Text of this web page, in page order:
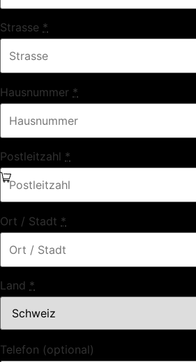
Strasse *
Hausnummer *
Postleitzahl *
Ort / Stadt *
Land *
Telefon (optional)